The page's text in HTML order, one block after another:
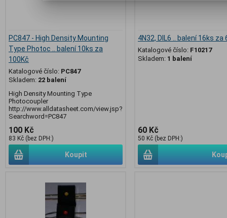
PC847 - High Density Mounting
Type Photoc .. balení 10ks za
100Kč
Katalogové číslo: PC847
Skladem: 22 balení
High Density Mounting Type
Photocoupler
http://www.alldatasheet.com/view.jsp?
Searchword=PC847
100 Kč
83 Kč (bez DPH:)
Koupit
4N32, DIL6 .. balení 16ks za
Katalogové číslo: F10217
Skladem: 1 balení
60 Kč
50 Kč (bez DPH:)